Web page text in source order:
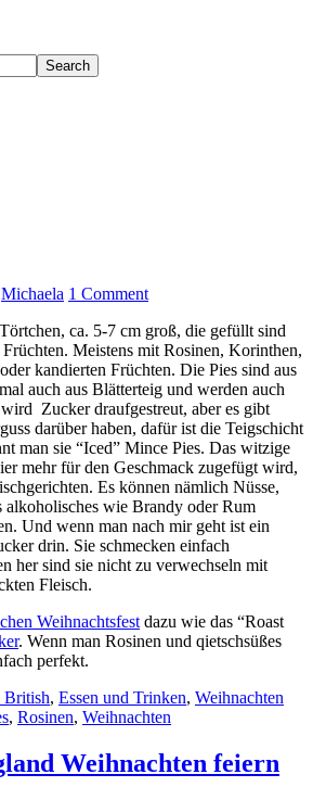
Michaela 1 Comment
ca. 5-7 cm groß, die gefüllt sind
Meistens mit Rosinen, Korinthen,
kandierten Früchten. Die Pies sind aus
auch aus Blätterteig und werden auch
Zucker draufgestreut, aber es gibt
darüber haben, dafür ist die Teigschicht
man sie “Iced” Mince Pies. Das witzige
mehr für den Geschmack zugefügt wird,
Es können nämlich Nüsse,
alkoholisches wie Brandy oder Rum
Und wenn man nach mir geht ist ein
drin. Sie schmecken einfach
her sind sie nicht zu verwechseln mit
Fleisch.
Weihnachtsfest dazu wie das “Roast
. Wenn man Rosinen und qietschsüßes
perfekt.
, Essen und Trinken, Weihnachten
, Rosinen, Weihnachten
Weihnachten feiern